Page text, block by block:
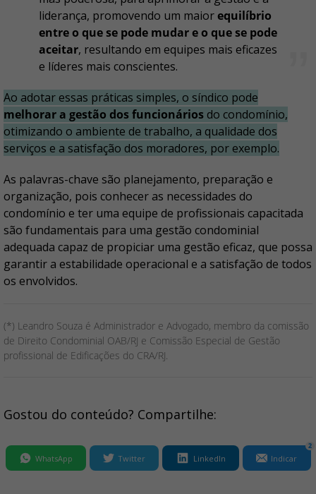
liderança, promovendo um maiorequilíbrio
entre o que se pode mudar e o que se pode
aceitar, resultando em equipes mais eficazes
e líderes mais conscientes.
Ao adotar essas práticas simples, o síndico pode
melhorar a gestão dos funcionários do condomínio,
otimizando o ambiente de trabalho, a qualidade dos
serviços e a satisfação dos moradores, por exemplo.
As palavras-chave são planejamento, preparação e
organização, pois conhecer as necessidades do
condomínio e ter uma equipe de profissionais capacitada
são fundamentais para uma gestão condominial
adequada capaz de propiciar uma gestão eficaz, que possa
garantir a estabilidade operacional e a satisfação de todos
os envolvidos.
(*) Leandro Souza é Administrador e Advogado, membro da comissão
de Direito Condominial OAB/RJ e Comissão Especial de Gestão
profissional de Edificações do CRA/RJ.
Gostou do conteúdo? Compartilhe:
WhatsApp Twitter LinkedIn Indicar
2